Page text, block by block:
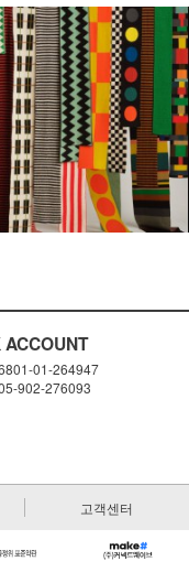
01-264947
902-276093
고객센터